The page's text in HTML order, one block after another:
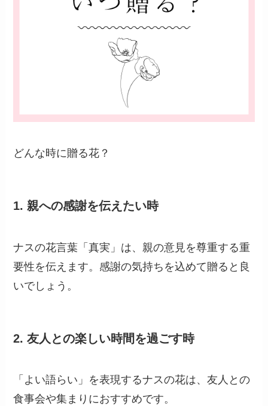
どんな時に贈る花？
1. 親への感謝を伝えたい時
ナスの花言葉「真実」は、親の意見を尊重する重
要性を伝えます。感謝の気持ちを込めて贈ると良
いでしょう。
2.友人との楽しい時間を過ごす時
「よい語らい」を表現するナスの花は、友人との
食事会や集まりにおすすめです。